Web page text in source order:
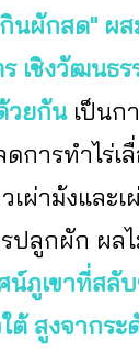
นผักสด" ผ
เชิงวัฒนธร
วยกันเป็นก
ดการทำไร่
ผ่าม้งและเ
ปลูกผัก ผล
น์ภูเขาที่สลั
ต้ สูงจากร